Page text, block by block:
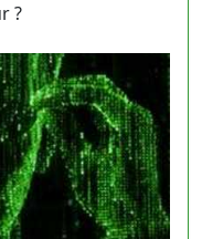
?